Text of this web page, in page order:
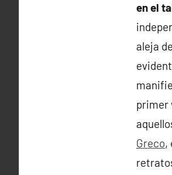
en el
aleja
primer
Greco,